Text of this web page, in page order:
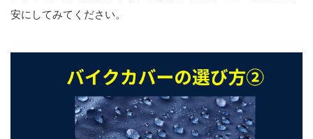
安にしてみてください。